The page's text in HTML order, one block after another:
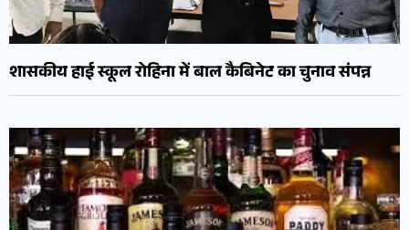
शासकीय हाई स्कूल रोहिना में बाल कैबिनेट का चुनाव संपन्न